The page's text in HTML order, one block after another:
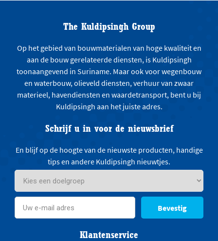
The Kuldipsingh Group
Op het gebied van bouwmaterialen van hoge kwaliteit en
aan de bouw gerelateerde diensten, is Kuldipsingh
toonaangevend in Suriname. Maar ook voor wegenbouw
en waterbouw, olieveld diensten, verhuur van zwaar
materieel, havendiensten en waardetransport, bent u bij
Kuldipsingh aan het juiste adres.
Schrijf u in voor de nieuwsbrief
En blijf op de hoogte van de nieuwste producten, handige
tips en andere Kuldipsingh nieuwtjes.
Bevestig
Klantenservice